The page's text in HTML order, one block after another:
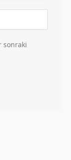
sonraki